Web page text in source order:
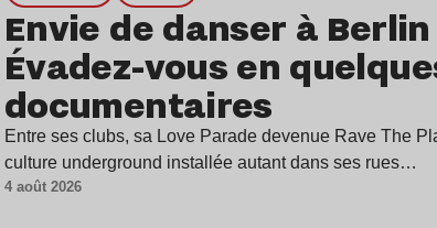
Envie de danser à Berlin
Évadez-vous en
documentaires
Entre ses clubs, sa Love Parade devenue Rave The
culture underground installée autant dans ses rues…
4 août 2026